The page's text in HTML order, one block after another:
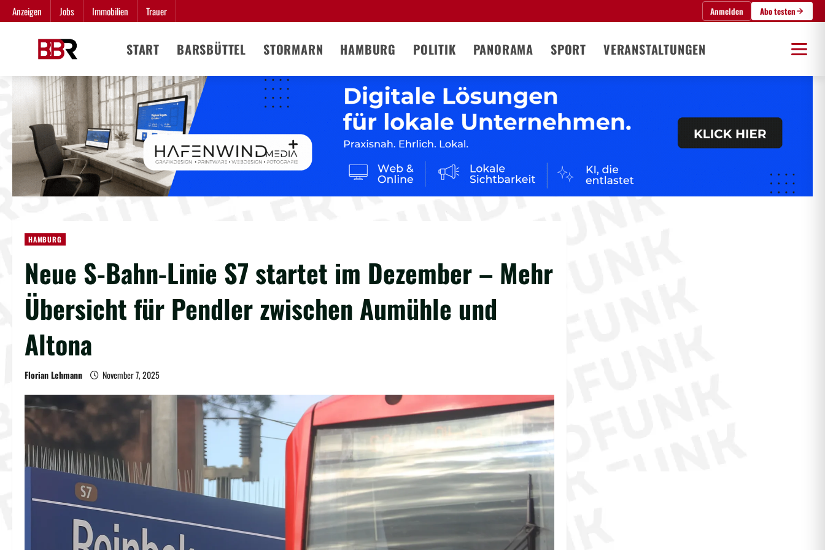
Zum
Inhalt
Anzeigen Jobs Immobilien Trauer Anmelden Abo testen
START BARSBÜTTEL STORMARN HAMBURG POLITIK PANORAMA SPORT VERANSTALTUNGEN
HAMBURG
Neue S-Bahn-Linie S7 startet im Dezember – Mehr
Übersicht für Pendler zwischen Aumühle und
Altona
Florian Lehmann November 7, 2025